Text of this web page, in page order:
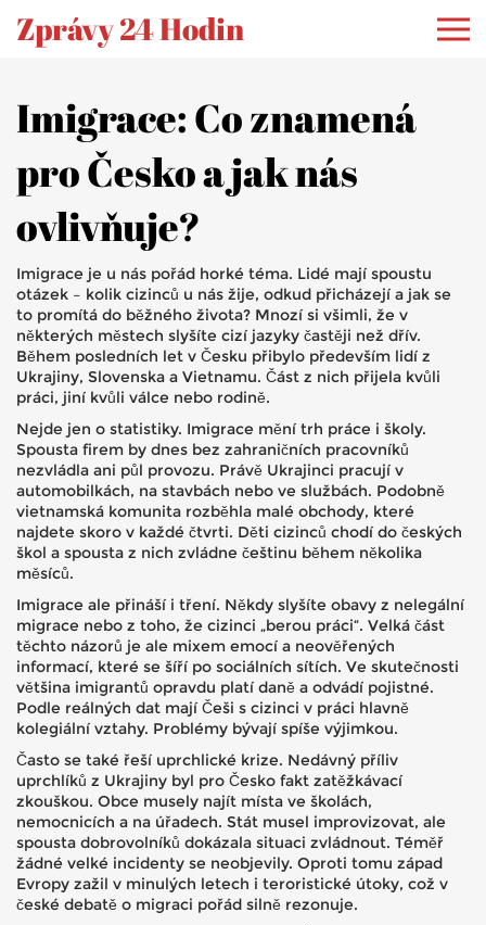
Zprávy 24 Hodin
Imigrace: Co znamená
pro Česko a jak nás
ovlivňuje?
Imigrace je u nás pořád horké téma. Lidé mají spoustu
otázek – kolik cizinců u nás žije, odkud přicházejí a jak se
to promítá do běžného života? Mnozí si všimli, že v
některých městech slyšíte cizí jazyky častěji než dřív.
Během posledních let v Česku přibylo především lidí z
Ukrajiny, Slovenska a Vietnamu. Část z nich přijela kvůli
práci, jiní kvůli válce nebo rodině.
Nejde jen o statistiky. Imigrace mění trh práce i školy.
Spousta firem by dnes bez zahraničních pracovníků
nezvládla ani půl provozu. Právě Ukrajinci pracují v
automobilkách, na stavbách nebo ve službách. Podobně
vietnamská komunita rozběhla malé obchody, které
najdete skoro v každé čtvrti. Děti cizinců chodí do českých
škol a spousta z nich zvládne češtinu během několika
měsíců.
Imigrace ale přináší i tření. Někdy slyšíte obavy z nelegální
migrace nebo z toho, že cizinci „berou práci“. Velká část
těchto názorů je ale mixem emocí a neověřených
informací, které se šíří po sociálních sítích. Ve skutečnosti
většina imigrantů opravdu platí daně a odvádí pojistné.
Podle reálných dat mají Češi s cizinci v práci hlavně
kolegiální vztahy. Problémy bývají spíše výjimkou.
Často se také řeší uprchlické krize. Nedávný příliv
uprchlíků z Ukrajiny byl pro Česko fakt zatěžkávací
zkouškou. Obce musely najít místa ve školách,
nemocnicích a na úřadech. Stát musel improvizovat, ale
spousta dobrovolníků dokázala situaci zvládnout. Téměř
žádné velké incidenty se neobjevily. Oproti tomu západ
Evropy zažil v minulých letech i teroristické útoky, což v
české debatě o migraci pořád silně rezonuje.